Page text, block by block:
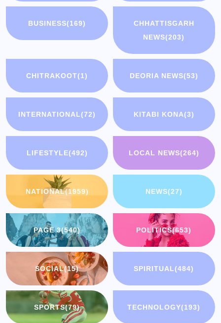
BUSINESS(169)
CHHATTISGARH
NEWS(203)
CHITRAKOOT(1) DEORIA NEWS(53)
INTERNATIONAL(72) KITABI KONA(3)
LIFESTYLE(492) LOCAL NEWS(264)
NATIONAL(1959) NEWS(27)
PAGE 3(540) POLITICS(653)
SOCIAL(15) SPIRITUAL(484)
SPORTS(79) TECHNOLOGY(193)